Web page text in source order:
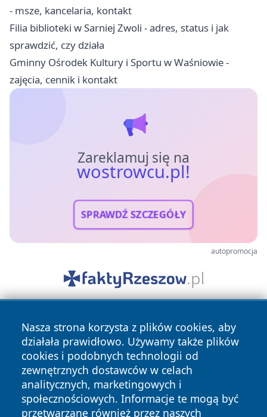
- msze, kancelaria, kontakt
Filia biblioteki w Sarniej Zwoli - adres, status i jak
sprawdzić, czy działa
Gminny Ośrodek Kultury i Sportu w Waśniowie -
zajęcia, cennik i kontakt
Zareklamuj się na
wostrowcu.pl!
SPRAWDŹ SZCZEGÓŁY
autopromocja
Nasza strona korzysta z plików cookies, aby
działała prawidłowo. Używamy także plików
cookies i podobnych technologii od
zewnętrznych dostawców w celach
analitycznych, marketingowych i
społecznościowych. Informacje te mogą być
przetwarzane również przez naszych
Copyright © 2026 wostrowcu.pl Wszystkie prawa zastrzeżone.